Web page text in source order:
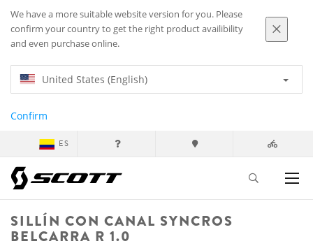
We have a more suitable website version for you. Please
confirm your country to get the right product availibility
and even purchase online.
United States (English)
Confirm
ES
SILLÍN CON CANAL SYNCROS
BELCARRA R 1.0